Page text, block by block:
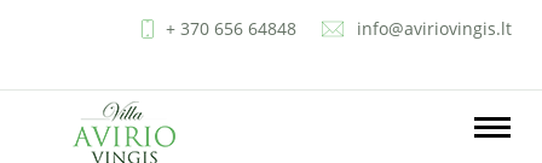
+ 370 656 64848 info@aviriovingis.lt
Toggle